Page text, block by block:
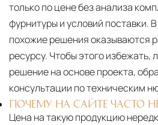
только по цене без анализа
фурнитуры и условий поставки.
похожие решения оказываются
ресурсу. Чтобы этого избежать,
решение на основе проекта,
консультации по техническим
ПОЧЕМУ НА САЙТЕ ЧАСТО
Цена на такую продукцию